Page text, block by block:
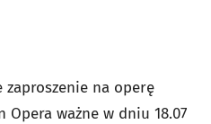
zaproszenie na operę
Opera ważne w dniu 18.07